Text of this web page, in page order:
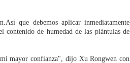
que debemos aplicar inmediatamente
contenido de humedad de las plántulas de
mayor confianza", dijo Xu Rongwen con